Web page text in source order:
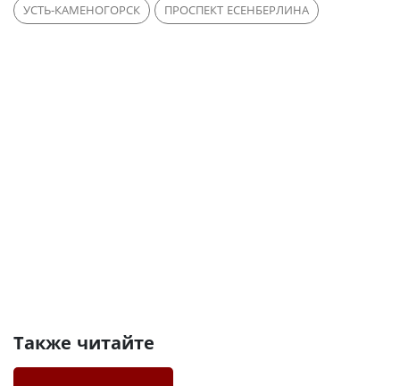
УСТЬ-КАМЕНОГОРСК ПРОСПЕКТ ЕСЕНБЕРЛИНА
Также читайте